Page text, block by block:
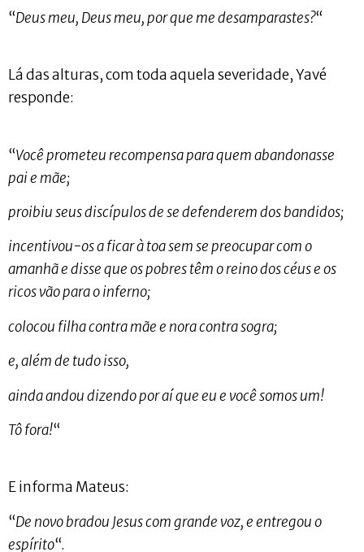
“Deus meu, Deus meu, por que me desamparastes?“
Lá das alturas, com toda aquela severidade, Yavé
responde:
“Você prometeu recompensa para quem abandonasse
pai e mãe;
proibiu seus discípulos de se defenderem dos bandidos;
incentivou-os a ficar à toa sem se preocupar com o
amanhã e disse que os pobres têm o reino dos céus e os
ricos vão para o inferno;
colocou filha contra mãe e nora contra sogra;
e, além de tudo isso,
ainda andou dizendo por aí que eu e você somos um!
Tô fora!“
E informa Mateus:
“De novo bradou Jesus com grande voz, e entregou o
espírito“.